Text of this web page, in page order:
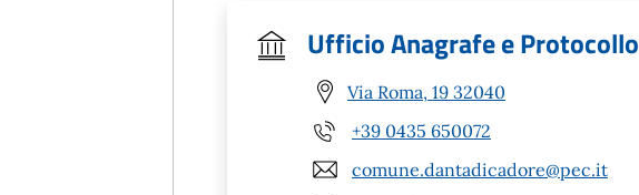
Ufficio Anagrafe e Protocollo
Via Roma, 19 32040
+39 0435 650072
comune.dantadicadore@pec.it